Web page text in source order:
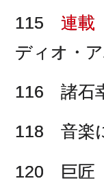
115 連載
ディオ・
116 諸石
118 音楽
120 巨匠